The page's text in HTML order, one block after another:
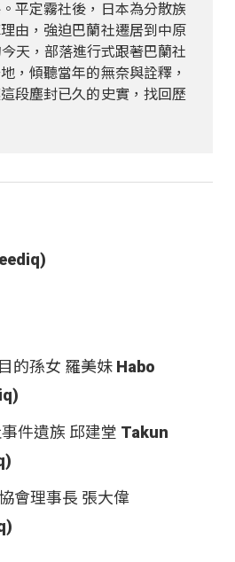
平定霧社後，日本為分散族
由，強迫巴蘭社遷居到中原
天，部落進行式跟著巴蘭社
，傾聽當年的無奈與詮釋，
段塵封已久的史實，找回歷
的孫女 羅美妹 Habo
件遺族 邱建堂 Takun
會理事長 張大偉